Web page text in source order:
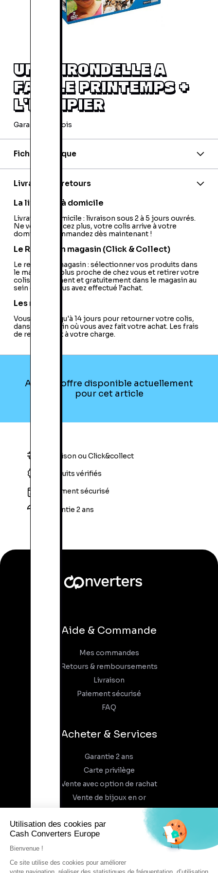
UNE HIRONDELLE A
FAIT LE PRINTEMPS +
L'ÉQUIPIER
Garantie 24 mois
Fiche technique
Livraison et retours
La livraison à domicile
Livraison à domicile : livraison sous 2 à 5 jours ouvrés.
Ne vous déplacez plus, votre colis arrive à votre
domicile ! Commandez dès maintenant !
Le Retrait en magasin (Click & Collect)
Le retrait en magasin : sélectionner vos produits dans
le magasin le plus proche de chez vous et retirer votre
colis directement et gratuitement dans le magasin au
sein duquel vous avez effectué l’achat.
Les retours
Vous avez jusqu'à 14 jours pour retourner votre colis,
dans le magasin où vous avez fait votre achat. Les frais
de retour sont à votre charge.
Aucune offre disponible actuellement
pour cet article
Livraison ou Click&collect
Produits vérifiés
Paiement sécurisé
Garantie 2 ans
Aide & Commande
Mes commandes
Retours & remboursements
Livraison
Paiement sécurisé
FAQ
Acheter & Services
Garantie 2 ans
Carte privilège
Vente avec option de rachat
Vente de bijoux en or
À propos
Recrutement